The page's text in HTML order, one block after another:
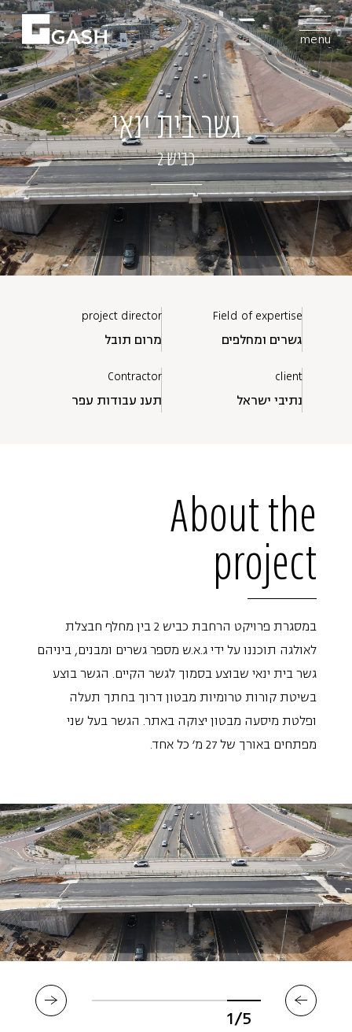
menu
גשר בית ינאי
כביש 2
Field of expertise
גשרים ומחלפים
project director
מרום תובל
client
נתיבי ישראל
Contractor
תענ עבודות עפר
About the
project
במסגרת פרויקט הרחבת כביש 2 בין מחלף חבצלת
לאולגה תוכננו על ידי ג.א.ש מספר גשרים ומבנים, ביניהם
גשר בית ינאי שבוצע בסמוך לגשר הקיים. הגשר בוצע
בשיטת קורות טרומיות מבטון דרוך בחתך תעלה
ופלטת מיסעה מבטון יצוקה באתר. הגשר בעל שני
מפתחים באורך של 27 מ' כל אחד.
1/5